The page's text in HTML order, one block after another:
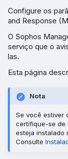
ameaças
Configure os
and Response
O Sophos
serviço que o
las.
Esta página
Nota
Se você estiver
certifique-se de
esteja instalado
Consulte